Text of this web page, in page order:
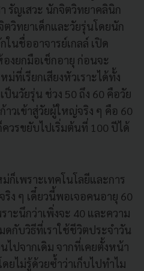
รัญเสวะ นักจิตวิทยาคลินิก
ตวิทยาเด็กและวัยรุ่นโดยนัก
นชื่ออาจารย์เกลล์ เปิด
งยกมือเช็กอายุ ก่อนจะ
ที่เรียกเสียงหัวเราะได้ทั้ง
นวัยรุ่น ช่วง 50 ถึง 60 คือวัย
วเข้าสู่วัยผู้ใหญ่จริง ๆ คือ 60
วรขยับไปเริ่มต้นที่ 100 ปีได้
เพราะเทคโนโลยีและการ
ง ๆ เดี๋ยวนี้พอเจอคนอายุ 60
าะนึกว่าเพิ่งจะ 40 และความ
กับวิธีที่เราใช้ชีวิตประจำวัน
ปจากเดิม จากที่เคยตั้งหน้า
ยไม่รู้ด้วยซ้ำว่าเก็บไปทำไม